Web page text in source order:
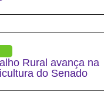
Rural avança na
do Senado